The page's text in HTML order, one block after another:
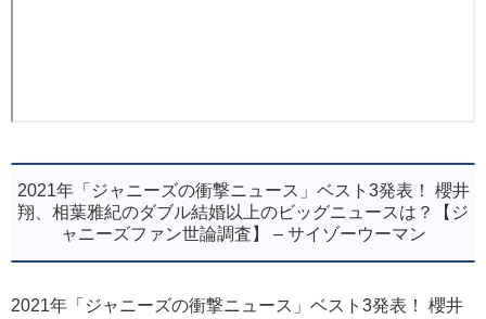
2021年「ジャニーズの衝撃ニュース」ベスト3発表！ 櫻井
翔、相葉雅紀のダブル結婚以上のビッグニュースは？【ジ
ャニーズファン世論調査】 – サイゾーウーマン
2021年「ジャニーズの衝撃ニュース」ベスト3発表！ 櫻井